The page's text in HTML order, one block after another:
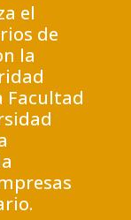
el
de
la
Facultad